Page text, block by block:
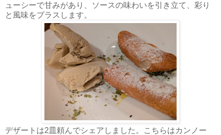
ューシーで甘みがあり、ソースの味わいを引き立て、彩り
と風味をプラスします。
デザートは2皿頼んでシェアしました。こちらはカンノー